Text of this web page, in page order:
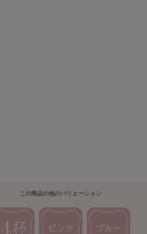
この商品の他のバリエーション